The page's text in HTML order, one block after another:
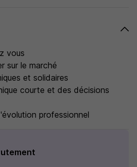
vous
sur le marché
et solidaires
courte et des décisions
professionnel